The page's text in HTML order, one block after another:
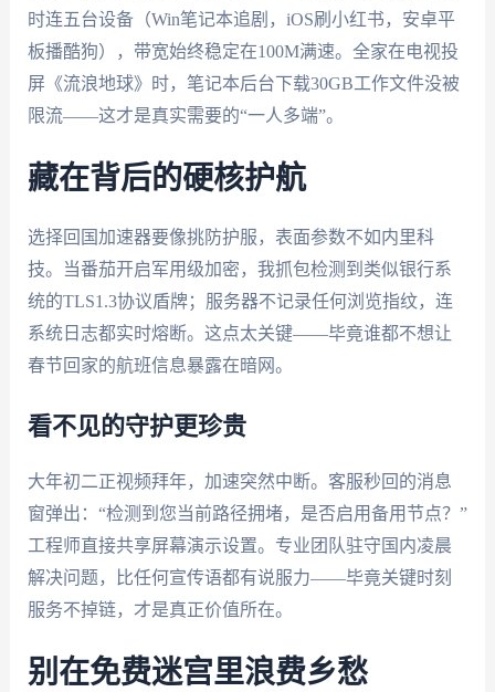
时连五台设备（Win笔记本追剧，iOS刷小红书，安卓平
板播酷狗），带宽始终稳定在100M满速。全家在电视投
屏《流浪地球》时，笔记本后台下载30GB工作文件没被
限流——这才是真实需要的“一人多端”。
藏在背后的硬核护航
选择回国加速器要像挑防护服，表面参数不如内里科
技。当番茄开启军用级加密，我抓包检测到类似银行系
统的TLS1.3协议盾牌；服务器不记录任何浏览指纹，连
系统日志都实时熔断。这点太关键——毕竟谁都不想让
春节回家的航班信息暴露在暗网。
看不见的守护更珍贵
大年初二正视频拜年，加速突然中断。客服秒回的消息
窗弹出：“检测到您当前路径拥堵，是否启用备用节点？”
工程师直接共享屏幕演示设置。专业团队驻守国内凌晨
解决问题，比任何宣传语都有说服力——毕竟关键时刻
服务不掉链，才是真正价值所在。
别在免费迷宫里浪费乡愁